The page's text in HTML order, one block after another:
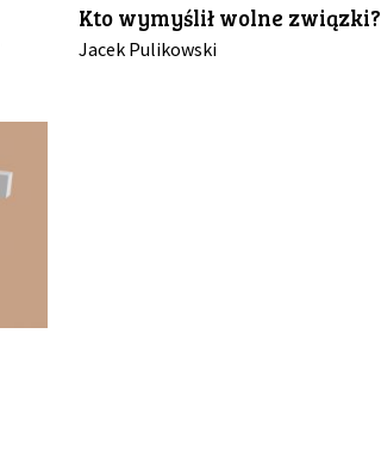
Kto wymyślił wolne związki?
Jacek Pulikowski